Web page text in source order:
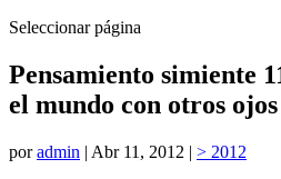
Seleccionar página
Pensamiento simiente
el mundo con otros ojos
poradmin | Abr 11, 2012 | > 2012